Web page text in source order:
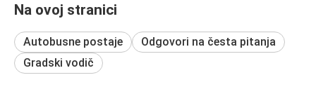
Na ovoj stranici
Autobusne postaje
Odgovori na česta pitanja
Gradski vodič